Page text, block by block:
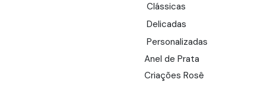
Clássicas
Delicadas
Personalizadas
Anel de Prata
Criações Rosê